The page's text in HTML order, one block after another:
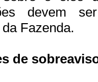
devem
Fazenda.
de